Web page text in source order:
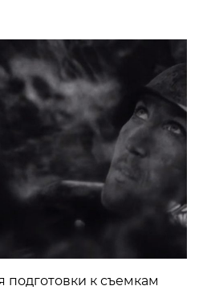
подготовки к съемкам